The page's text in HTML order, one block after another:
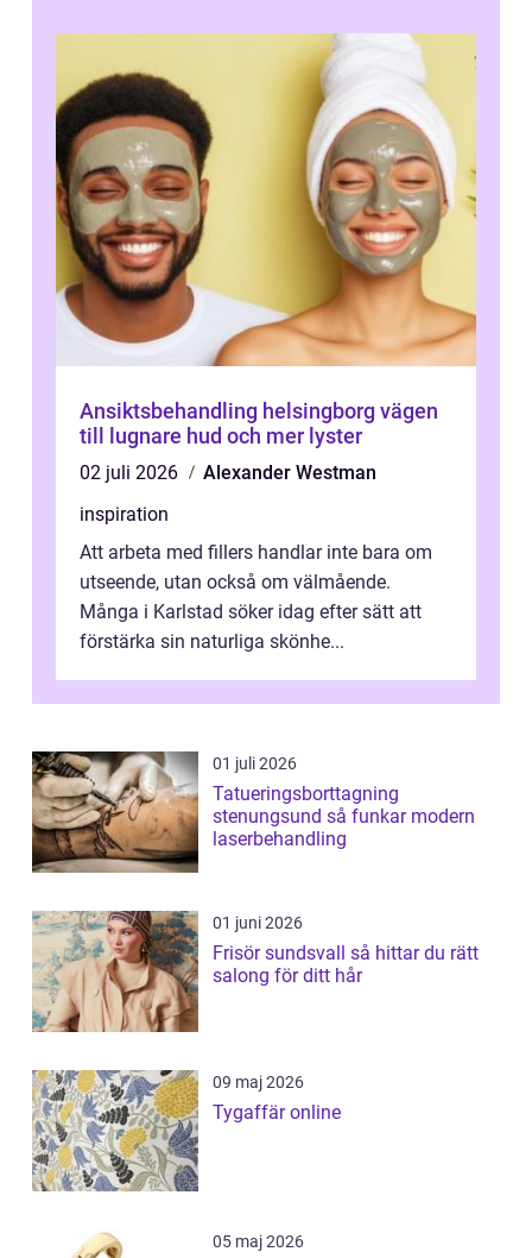
Ansiktsbehandling helsingborg vägen
till lugnare hud och mer lyster
02 juli 2026
Alexander Westman
inspiration
Att arbeta med fillers handlar inte bara om
utseende, utan också om välmående.
Många i Karlstad söker idag efter sätt att
förstärka sin naturliga skönhe...
01 juli 2026
Tatueringsborttagning
stenungsund så funkar modern
laserbehandling
01 juni 2026
Frisör sundsvall så hittar du rätt
salong för ditt hår
09 maj 2026
Tygaffär online
05 maj 2026